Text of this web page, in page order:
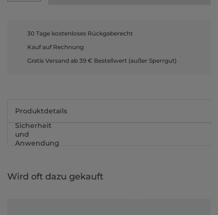
30 Tage kostenloses Rückgaberecht
Kauf auf Rechnung
Gratis Versand ab 39 € Bestellwert (außer Sperrgut)
Produktdetails
Sicherheit
und
Anwendung
Wird oft dazu gekauft